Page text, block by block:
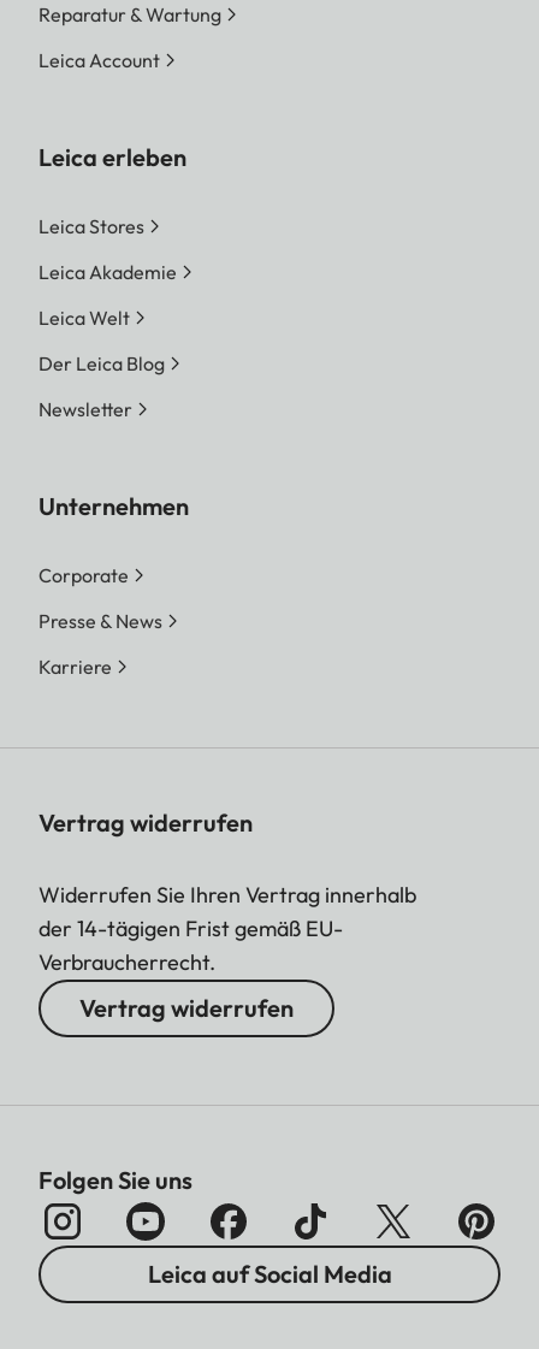
Reparatur & Wartung
Leica Account
Leica erleben
Leica Stores
Leica Akademie
Leica Welt
Der Leica Blog
Newsletter
Unternehmen
Corporate
Presse & News
Karriere
Vertrag widerrufen
Widerrufen Sie Ihren Vertrag innerhalb
der 14-tägigen Frist gemäß EU-
Verbraucherrecht.
Vertrag widerrufen
Folgen Sie uns
Leica auf Social Media